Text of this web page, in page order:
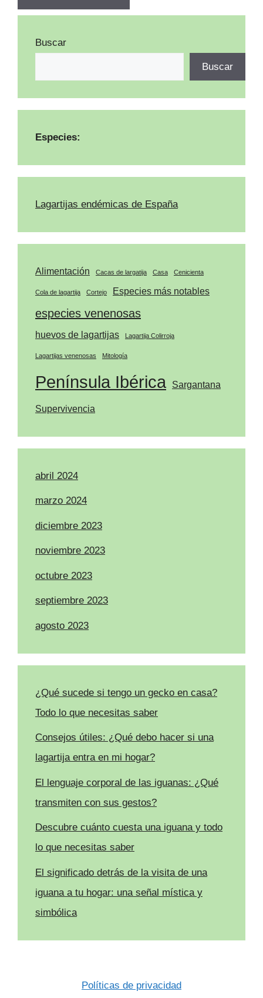
Buscar
Buscar
Especies:
Lagartijas endémicas de España
Alimentación Cacas de largatija Casa Cenicienta
Cola de lagartija Cortejo Especies más notables
especies venenosas
huevos de lagartijas Lagartija Colirroja
Lagartijas venenosas Mitología
Península Ibérica Sargantana
Supervivencia
abril 2024
marzo 2024
diciembre 2023
noviembre 2023
octubre 2023
septiembre 2023
agosto 2023
¿Qué sucede si tengo un gecko en casa?
Todo lo que necesitas saber
Consejos útiles: ¿Qué debo hacer si una
lagartija entra en mi hogar?
El lenguaje corporal de las iguanas: ¿Qué
transmiten con sus gestos?
Descubre cuánto cuesta una iguana y todo
lo que necesitas saber
El significado detrás de la visita de una
iguana a tu hogar: una señal mística y
simbólica
Políticas de privacidad